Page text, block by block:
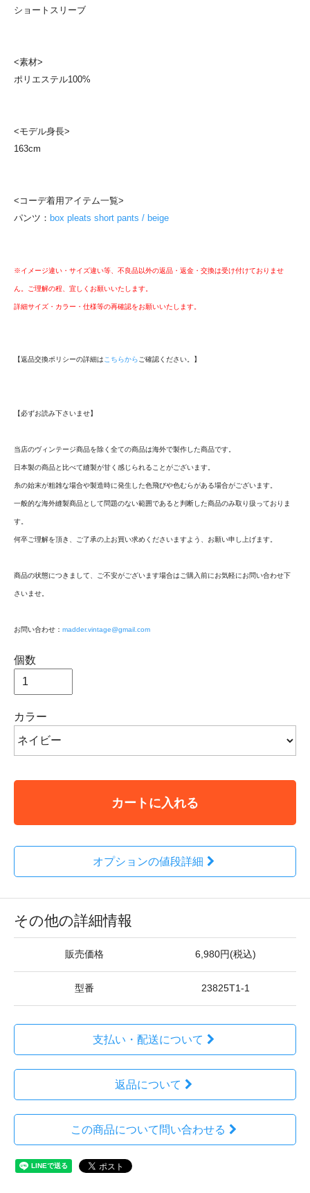
ショートスリーブ
<素材>
ポリエステル100%
<モデル身長>
163cm
<コーデ着用アイテム一覧>
パンツ： box pleats short pants / beige
※イメージ違い・サイズ違い等、不良品以外の返品・返金・交換は受け付けておりませ
ん。ご理解の程、宜しくお願いいたします。
詳細サイズ・カラー・仕様等の再確認をお願いいたします。
【返品交換ポリシーの詳細は こちらから ご確認ください。】
【必ずお読み下さいませ】
当店のヴィンテージ商品を除く全ての商品は海外で製作した商品です。
日本製の商品と比べて縫製が甘く感じられることがございます。
糸の始末が粗雑な場合や製造時に発生した色飛びや色むらがある場合がございます。
一般的な海外縫製商品として問題のない範囲であると判断した商品のみ取り扱っておりま
す。
何卒ご理解を頂き、ご了承の上お買い求めくださいますよう、お願い申し上げます。
商品の状態につきまして、ご不安がございます場合はご購入前にお気軽にお問い合わせ下
さいませ。
お問い合わせ： madder.vintage@gmail.com
個数
カラー
カートに入れる
オプションの値段詳細
その他の詳細情報
販売価格 6,980円(税込)
型番 23825T1-1
支払い・配送について
返品について
この商品について問い合わせる